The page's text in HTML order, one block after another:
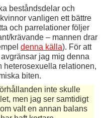
beståndsdelar och
vanligen ett bättre
och parrelationer följer
krävande – mannen drar
denna källa). För att
jag mig denna
heterosexuella relationen,
biten.
inte skulle
men jag ser samtidigt
valt en annan balans